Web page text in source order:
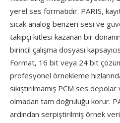
yerel ses formatıdır. PARIS,
sıcak analog benzeri sesi ve
takipçi kitlesi kazanan bir
birincil çalışma dosyası
Format, 16 bit veya 24 bit
profesyonel örnekleme
sıkıştırılmamış PCM ses depolar
olmadan tam doğruluğu korur.
ardından serpiştirilmiş örnek